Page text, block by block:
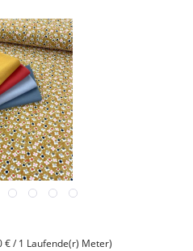
€ / 1 Laufende(r) Meter)